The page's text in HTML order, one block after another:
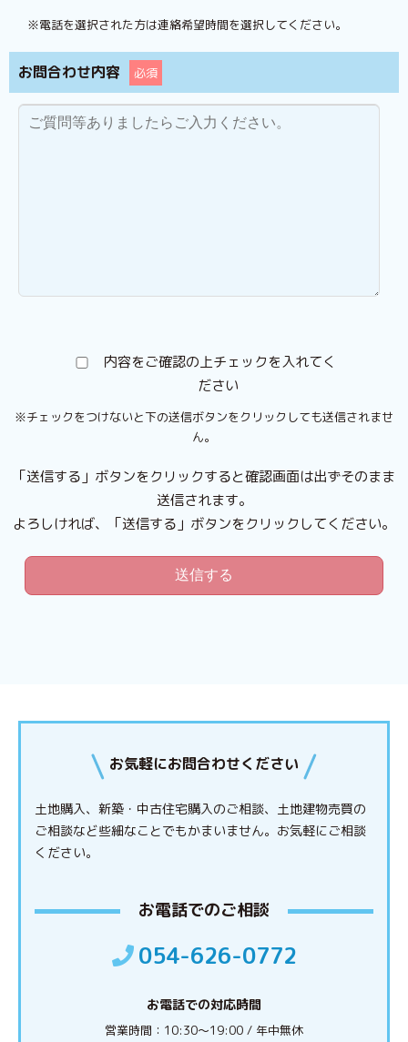
※電話を選択された方は連絡希望時間を選択してください。
お問合わせ内容 必須
内容をご確認の上チェックを入れてく
ださい
※チェックをつけないと下の送信ボタンをクリックしても送信されませ
ん。
「送信する」ボタンをクリックすると確認画面は出ずそのまま
送信されます。
よろしければ、「送信する」ボタンをクリックしてください。
お気軽にお問合わせください
土地購入、新築・中古住宅購入のご相談、土地建物売買の
ご相談など些細なことでもかまいません。 お気軽にご相談
ください。
お電話でのご相談
054-626-0772
お電話での対応時間
営業時間：10:30〜19:00 / 年中無休